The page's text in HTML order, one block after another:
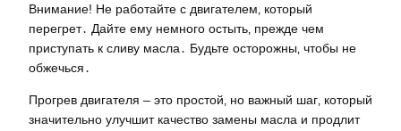
Внимание! Не работайте с двигателем‚ который
перегрет․ Дайте ему немного остыть‚ прежде чем
приступать к сливу масла․ Будьте осторожны‚ чтобы не
обжечься․
Прогрев двигателя – это простой‚ но важный шаг‚ который
значительно улучшит качество замены масла и продлит